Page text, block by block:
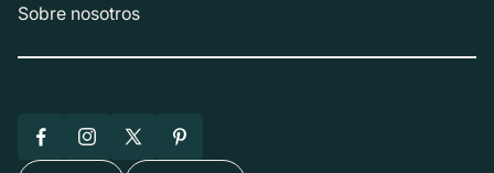
Sobre nosotros
FacebookInstagram
X
Pinterest